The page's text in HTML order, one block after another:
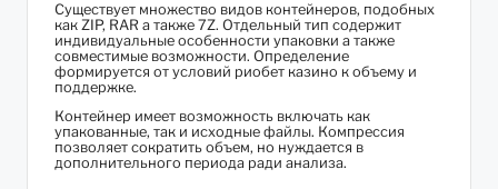
Существует множество видов контейнеров, подобных
как ZIP, RAR а также 7Z. Отдельный тип содержит
индивидуальные особенности упаковки а также
совместимые возможности. Определение
формируется от условий риобет казино к объему и
поддержке.
Контейнер имеет возможность включать как
упакованные, так и исходные файлы. Компрессия
позволяет сократить объем, но нуждается в
дополнительного периода ради анализа.